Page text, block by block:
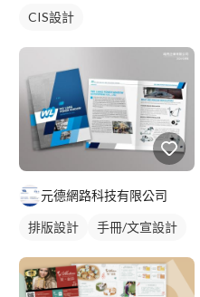
CIS設計
元德網路科技有限公司
排版設計 手冊/文宣設計